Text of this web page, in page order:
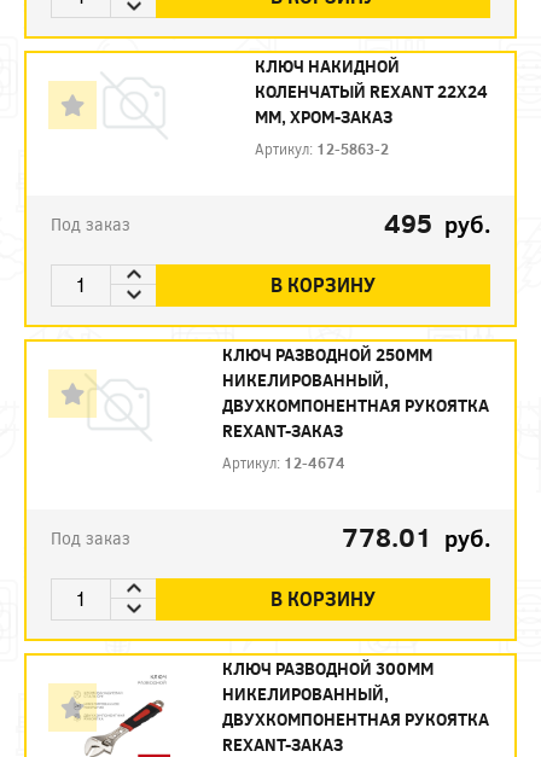
КЛЮЧ НАКИДНОЙ
КОЛЕНЧАТЫЙ REXANT 22Х24
ММ, ХРОМ-ЗАКАЗ
Артикул: 12-5863-2
Под заказ 495 руб.
В КОРЗИНУ
КЛЮЧ РАЗВОДНОЙ 250ММ
НИКЕЛИРОВАННЫЙ,
ДВУХКОМПОНЕНТНАЯ РУКОЯТКА
REXANT-ЗАКАЗ
Артикул: 12-4674
Под заказ 778.01 руб.
В КОРЗИНУ
КЛЮЧ РАЗВОДНОЙ 300ММ
НИКЕЛИРОВАННЫЙ,
ДВУХКОМПОНЕНТНАЯ РУКОЯТКА
REXANT-ЗАКАЗ